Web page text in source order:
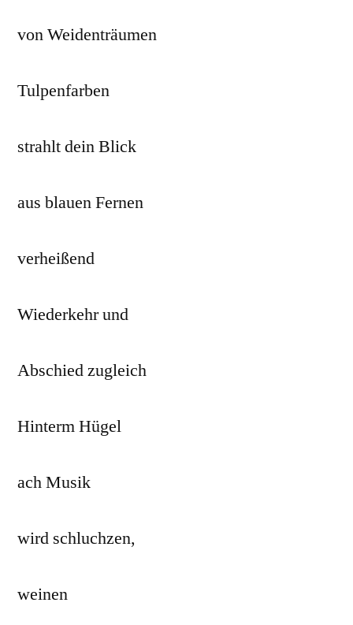
von Weidenträumen
Tulpenfarben
strahlt dein Blick
aus blauen Fernen
verheißend
Wiederkehr und
Abschied zugleich
Hinterm Hügel
ach Musik
wird schluchzen,
weinen